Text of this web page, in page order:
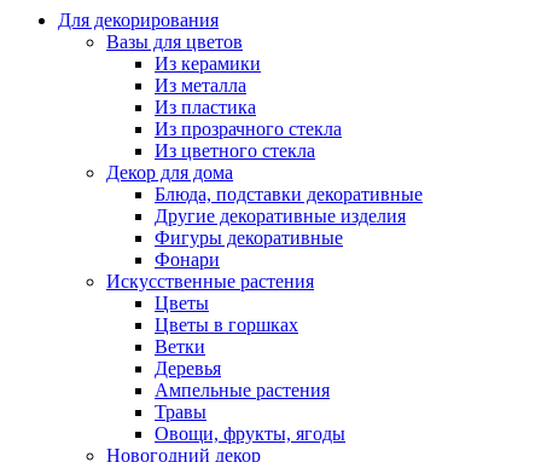
Для декорирования
Вазы для цветов
Из керамики
Из металла
Из пластика
Из прозрачного стекла
Из цветного стекла
Декор для дома
Блюда, подставки декоративные
Другие декоративные изделия
Фигуры декоративные
Фонари
Искусственные растения
Цветы
Цветы в горшках
Ветки
Деревья
Ампельные растения
Травы
Овощи, фрукты, ягоды
Новогодний декор